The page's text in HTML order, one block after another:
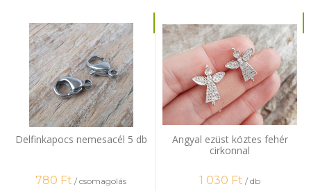
Delfinkapocs nemesacél 5 db
780 Ft / csomagolás
Angyal ezüst köztes fehér
cirkonnal
1 030 Ft / db